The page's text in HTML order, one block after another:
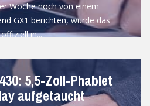
Woche noch von einem
GX1 berichten, wurde das
in...
5,5-Zoll-Phablet
aufgetaucht